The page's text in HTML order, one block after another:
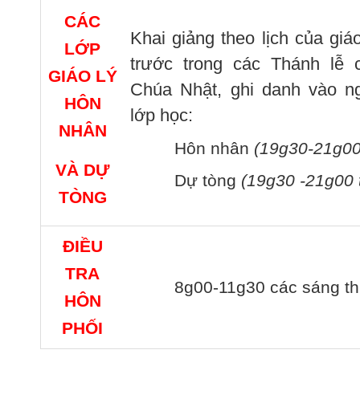
CÁC
LỚP
GIÁO LÝ
HÔN
NHÂN
VÀ DỰ
TÒNG
Khai giảng theo lịch của
trước trong các Thánh lễ
Chúa Nhật, ghi danh vào
lớp học:
Hôn nhân (19g30-
Dự tòng (19g30 -
ĐIỀU
TRA
HÔN
PHỐI
8g00-11g30 các sáng